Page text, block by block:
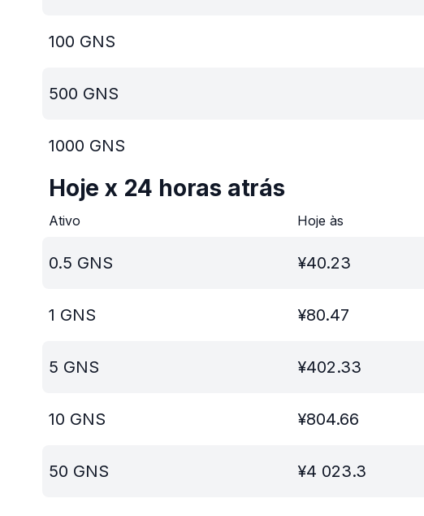
100 GNS
500 GNS
1000 GNS
Hoje x 24 horas atrás
Ativo Hoje às
0.5 GNS ¥40.23
1 GNS ¥80.47
5 GNS ¥402.33
10 GNS ¥804.66
50 GNS ¥4 023.3